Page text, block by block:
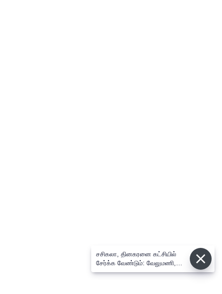
சசிகலா, தினகரனை கட்சியில்
சேர்க்க வேண்டும்: வேலுமணி,
விஸ்வநாதன் மீண்டும் போர்க்கொடி